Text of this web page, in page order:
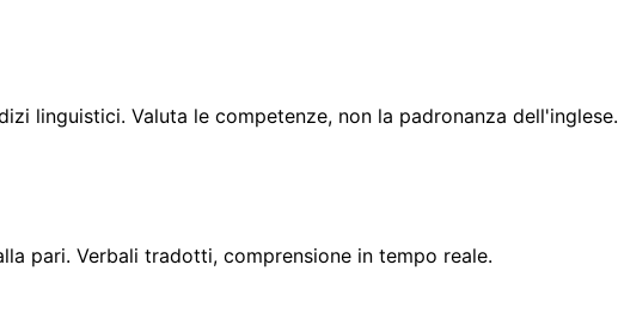
linguistici. Valuta le competenze, non la padronanza dell'inglese.
pari. Verbali tradotti, comprensione in tempo reale.